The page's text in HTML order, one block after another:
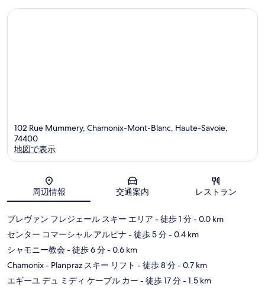
の
口
ー
ミ
102 Rue Mummery, Chamonix-Mont-Blanc, Haute-Savoie,
74400
地図で表示
周辺情報 交通案内 レストラン
ブレヴァン フレジェール スキー エリア - 徒歩 1 分- 0.0 km
センター コマーシャル アルピナ - 徒歩 5 分- 0.4 km
シャモニー教会- 徒歩 6 分- 0.6 km
Chamonix - Planpraz スキー リフト - 徒歩 8 分- 0.7 km
エギーユ デュ ミディ ケーブル カー - 徒歩 17 分- 1.5 km